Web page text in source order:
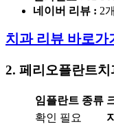
네이버 리뷰 : 2개
치과 리뷰 바로가
2. 페리오플란트치
임플란트 종류
확인 필요